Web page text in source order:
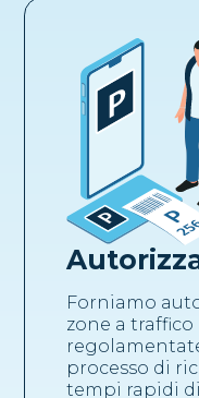
Forniamo
zone a
processo di
tempi rapidi